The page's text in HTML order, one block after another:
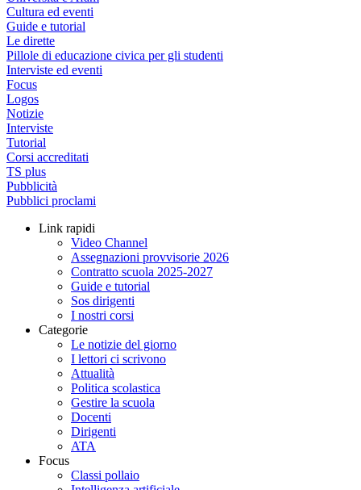
Cultura ed eventi
Guide e tutorial
Le dirette
Pillole di educazione civica per gli studenti
Interviste ed eventi
Focus
Logos
Notizie
Interviste
Tutorial
Corsi accreditati
TS plus
Pubblicità
Pubblici proclami
Link rapidi
Video Channel
Assegnazioni provvisorie 2026
Contratto scuola 2025-2027
Guide e tutorial
Sos dirigenti
I nostri corsi
Categorie
Le notizie del giorno
I lettori ci scrivono
Attualità
Politica scolastica
Gestire la scuola
Docenti
Dirigenti
ATA
Focus
Classi pollaio